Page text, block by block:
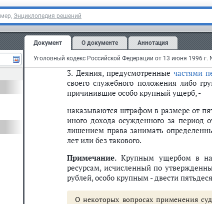
Энциклопедия решений
Документ О документе Аннотация
Уголовный кодекс Российской Федерации от 13 июня 1996
2. Незаконная добыча котиков,
запретных зонах -
наказывается штрафом в размере от
иного дохода осужденного за
восьмидесяти часов, либо
3. Деяния, предусмотренныечастями
своего служебного положения либо
причинившие особо крупный ущерб, -
наказываются штрафом в размере от
иного дохода осужденного за
лишением права занимать
лет или без такового.
Примечание. Крупным ущербом в
ресурсам, исчисленный по
рублей, особо крупным - двести
О некоторых вопросах применения